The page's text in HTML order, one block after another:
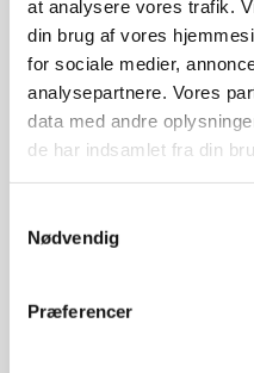
at analysere vores trafik.
din brug af vores
for sociale medier,
analysepartnere. Vores
data med andre
de har indsamlet fra din
Nødvendig
Præferencer
Rul dejen ud i ½ cm's
Læg dejen i forme
med rasp.
Kom spidskålen i
æggeblandingen over.
minutter.
minutter til de er gyldne